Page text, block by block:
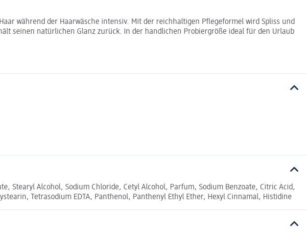
während der Haarwäsche intensiv. Mit der reichhaltigen Pflegeformel wird Spliss und
seinen natürlichen Glanz zurück. In der handlichen Probiergröße ideal für den Urlaub
Stearyl Alcohol, Sodium Chloride, Cetyl Alcohol, Parfum, Sodium Benzoate, Citric Acid,
Tetrasodium EDTA, Panthenol, Panthenyl Ethyl Ether, Hexyl Cinnamal, Histidine